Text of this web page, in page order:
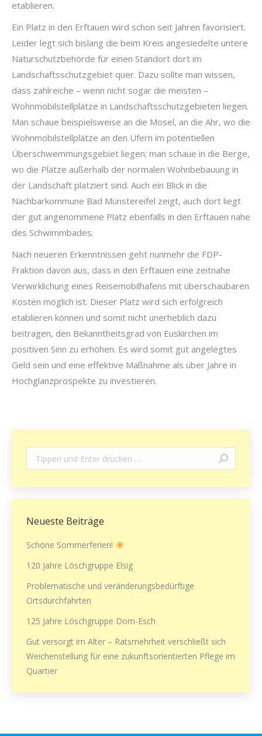
etablieren.
Ein Platz in den Erftauen wird schon seit Jahren favorisiert.
Leider legt sich bislang die beim Kreis angesiedelte untere
Naturschutzbehörde für einen Standort dort im
Landschaftsschutzgebiet quer. Dazu sollte man wissen,
dass zahlreiche – wenn nicht sogar die meisten –
Wohnmobilstellplätze in Landschaftsschutzgebieten liegen.
Man schaue beispielsweise an die Mosel, an die Ahr, wo die
Wohnmobilstellplätze an den Ufern im potentiellen
Überschwemmungsgebiet liegen; man schaue in die Berge,
wo die Plätze außerhalb der normalen Wohnbebauung in
der Landschaft platziert sind. Auch ein Blick in die
Nachbarkommune Bad Münstereifel zeigt, auch dort liegt
der gut angenommene Platz ebenfalls in den Erftauen nahe
des Schwimmbades.
Nach neueren Erkenntnissen geht nunmehr die FDP-
Fraktion davon aus, dass in den Erftauen eine zeitnahe
Verwirklichung eines Reisemobilhafens mit überschaubaren
Kosten möglich ist. Dieser Platz wird sich erfolgreich
etablieren können und somit nicht unerheblich dazu
beitragen, den Bekanntheitsgrad von Euskirchen im
positiven Sinn zu erhöhen. Es wird somit gut angelegtes
Geld sein und eine effektive Maßnahme als über Jahre in
Hochglanzprospekte zu investieren.
Search:
Neueste Beiträge
Schöne Sommerferien!
120 Jahre Löschgruppe Elsig
Problematische und veränderungsbedürftige
Ortsdurchfahrten
125 Jahre Löschgruppe Dom-Esch
Gut versorgt im Alter – Ratsmehrheit verschließt sich
Weichenstellung für eine zukunftsorientierten Pflege im
Quartier